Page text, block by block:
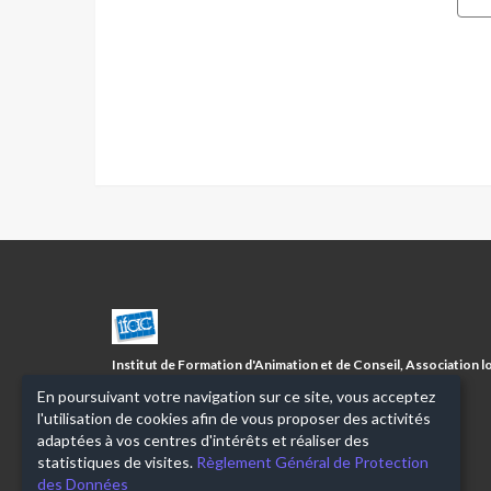
CENTRE
SOCIAL
FISSIAUX/5
Institut de Formation d'Animation et de Conseil, Association
En poursuivant votre navigation sur ce site, vous acceptez
l'utilisation de cookies afin de vous proposer des activités
adaptées à vos centres d'intérêts et réaliser des
statistiques de visites. Règlement Général de Protection
des Données